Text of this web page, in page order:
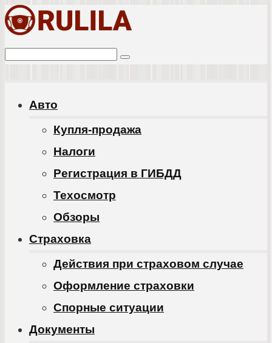
Перейти
контенту
Поиск:
Авто
Купля-продажа
Налоги
Регистрация в ГИБДД
Техосмотр
Обзоры
Cтраховка
Действия при страховом случае
Оформление страховки
Спорные ситуации
Документы